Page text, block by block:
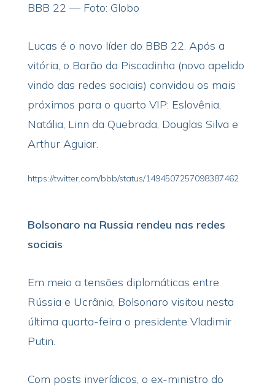
BBB 22 — Foto: Globo
Lucas é o novo líder do BBB 22. Após a
vitória, o Barão da Piscadinha (novo apelido
vindo das redes sociais) convidou os mais
próximos para o quarto VIP: Eslovênia,
Natália, Linn da Quebrada, Douglas Silva e
Arthur Aguiar.
https://twitter.com/bbb/status/1494507257098387462
Bolsonaro na Russia rendeu nas redes
sociais
Em meio a tensões diplomáticas entre
Rússia e Ucrânia, Bolsonaro visitou nesta
última quarta-feira o presidente Vladimir
Putin.
Com posts inverídicos, o ex-ministro do